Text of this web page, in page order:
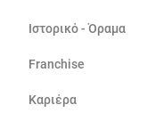
Ιστορικό - Όραμα
Franchise
Καριέρα